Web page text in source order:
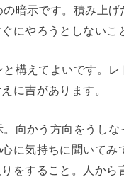
示です。積み上げ
にやろうとしないこ
構えてよいです。レ
に吉があります。
向かう方向をうし
に気持ちに聞いて
をすること。人から